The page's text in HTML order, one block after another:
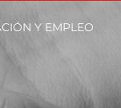
Y EMPLEO